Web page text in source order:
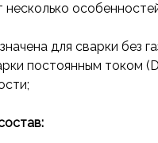
для сварки без
постоянным током